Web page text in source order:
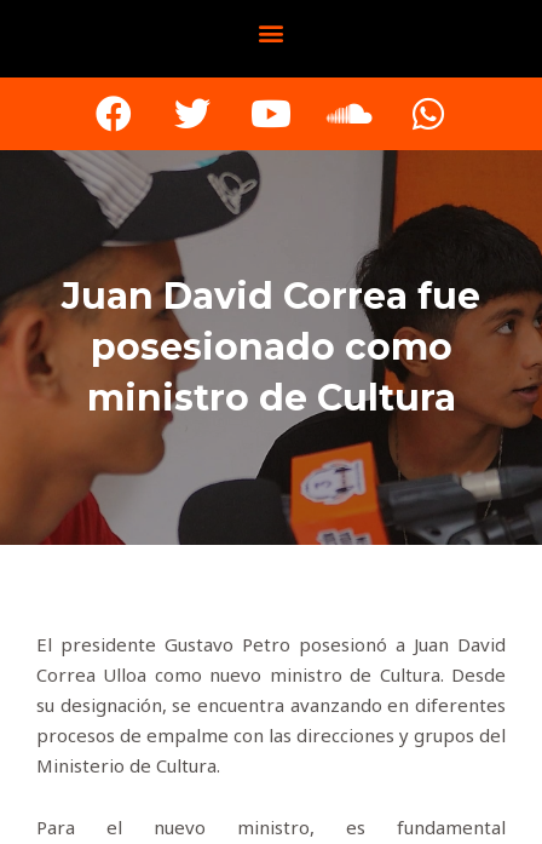
Juan David Correa fue
posesionado como
ministro de Cultura
El presidente Gustavo Petro posesionó a Juan David
Correa Ulloa como nuevo ministro de Cultura. Desde
su designación, se encuentra avanzando en diferentes
procesos de empalme con las direcciones y grupos del
Ministerio de Cultura.
Para el nuevo ministro, es fundamental